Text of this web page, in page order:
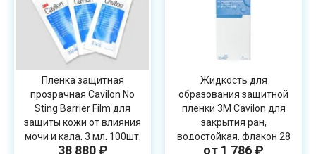
Пленка защитная
прозрачная Cavilon No
Sting Barrier Film для
защиты кожи от влияния
мочи и кала, 3 мл, 100шт,
3345E
38 880 ₽
Жидкость для
образования защитной
пленки 3М Cavilon для
закрытия ран,
водостойкая, флакон 28
мл, 3346P
от 1 786 ₽